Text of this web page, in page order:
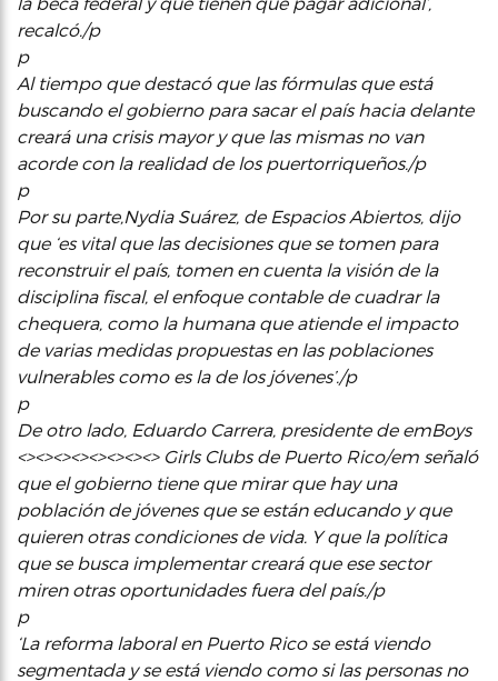
recalcó./p
p
Al tiempo que destacó que las fórmulas que está
buscando el gobierno para sacar el país hacia delante
creará una crisis mayor y que las mismas no van
acorde con la realidad de los puertorriqueños./p
p
Por su parte,Nydia Suárez, de Espacios Abiertos, dijo
que ‘es vital que las decisiones que se tomen para
reconstruir el país, tomen en cuenta la visión de la
disciplina fiscal, el enfoque contable de cuadrar la
chequera, como la humana que atiende el impacto
de varias medidas propuestas en las poblaciones
vulnerables como es la de los jóvenes’./p
p
De otro lado, Eduardo Carrera, presidente de emBoys
<><><><><><><><> Girls Clubs de Puerto Rico/em señaló
que el gobierno tiene que mirar que hay una
población de jóvenes que se están educando y que
quieren otras condiciones de vida. Y que la política
que se busca implementar creará que ese sector
miren otras oportunidades fuera del país./p
p
‘La reforma laboral en Puerto Rico se está viendo
segmentada y se está viendo como si las personas no